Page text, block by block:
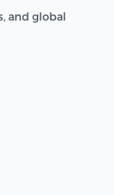
and global